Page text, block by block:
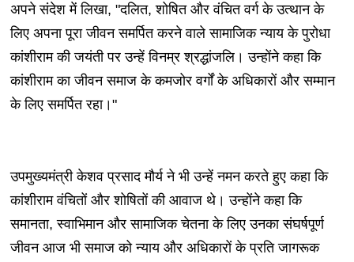
अपने संदेश में लिखा, "दलित, शोषित और वंचित वर्ग के उत्थान के
लिए अपना पूरा जीवन समर्पित करने वाले सामाजिक न्याय के पुरोधा
कांशीराम की जयंती पर उन्हें विनम्र श्रद्धांजलि। उन्होंने कहा कि
कांशीराम का जीवन समाज के कमजोर वर्गों के अधिकारों और सम्मान
के लिए समर्पित रहा।"
उपमुख्यमंत्री केशव प्रसाद मौर्य ने भी उन्हें नमन करते हुए कहा कि
कांशीराम वंचितों और शोषितों की आवाज थे। उन्होंने कहा कि
समानता, स्वाभिमान और सामाजिक चेतना के लिए उनका संघर्षपूर्ण
जीवन आज भी समाज को न्याय और अधिकारों के प्रति जागरूक